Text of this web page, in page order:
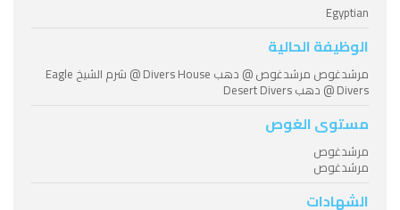
Egyptian
الوظيفة الحالية
مرشدغوص مرشدغوص @ دهب Divers House @ شرم الشيخ Eagle
Divers @ دهب Desert Divers
مستوى الغوص
مرشدغوص
مرشدغوص
الشهادات